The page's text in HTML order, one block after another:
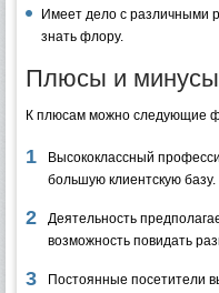
Имеет дело с различными
знать флору.
Плюсы и
К плюсам можно следующие
Высококлассный
большую клиентскую базу.
Деятельность
возможность повидать
Постоянные посетители